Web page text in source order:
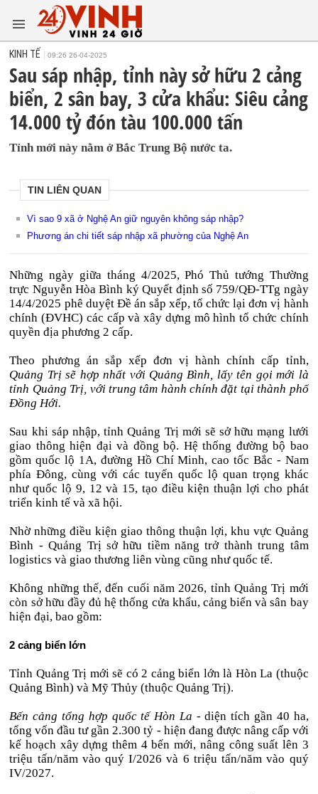
KINH TẾ 09:26 26-04-2025
Sau sáp nhập, tỉnh này sở hữu 2 cảng
biển, 2 sân bay, 3 cửa khẩu: Siêu cảng
14.000 tỷ đón tàu 100.000 tấn
Tỉnh mới này nằm ở Bắc Trung Bộ nước ta.
TIN LIÊN QUAN
Vì sao 9 xã ở Nghệ An giữ nguyên không sáp nhập?
Phương án chi tiết sáp nhập xã phường của Nghệ An
Những ngày giữa tháng 4/2025, Phó Thủ tướng Thường
trực Nguyễn Hòa Bình ký Quyết định số 759/QĐ-TTg ngày
14/4/2025 phê duyệt Đề án sắp xếp, tổ chức lại đơn vị hành
chính (ĐVHC) các cấp và xây dựng mô hình tổ chức chính
quyền địa phương 2 cấp.
Theo phương án sắp xếp đơn vị hành chính cấp tỉnh,
Quảng Trị sẽ hợp nhất với Quảng Bình, lấy tên gọi mới là
tỉnh Quảng Trị, với trung tâm hành chính đặt tại thành phố
Đồng Hới.
Sau khi sáp nhập, tỉnh Quảng Trị mới sẽ sở hữu mạng lưới
giao thông hiện đại và đồng bộ. Hệ thống đường bộ bao
gồm quốc lộ 1A, đường Hồ Chí Minh, cao tốc Bắc - Nam
phía Đông, cùng với các tuyến quốc lộ quan trọng khác
như quốc lộ 9, 12 và 15, tạo điều kiện thuận lợi cho phát
triển kinh tế và xã hội.
Nhờ những điều kiện giao thông thuận lợi, khu vực Quảng
Bình - Quảng Trị sở hữu tiềm năng trở thành trung tâm
logistics và giao thương liên vùng cũng như quốc tế.
Không những thế, đến cuối năm 2026, tỉnh Quảng Trị mới
còn sở hữu đầy đủ hệ thống cửa khẩu, cảng biển và sân bay
hiện đại, bao gồm:
2 cảng biển lớn
Tỉnh Quảng Trị mới sẽ có 2 cảng biển lớn là Hòn La (thuộc
Quảng Bình) và Mỹ Thủy (thuộc Quảng Trị).
Bến cảng tổng hợp quốc tế Hòn La - diện tích gần 40 ha,
tổng vốn đầu tư gần 2.300 tỷ - hiện đang được nâng cấp với
kế hoạch xây dựng thêm 4 bến mới, nâng công suất lên 3
triệu tấn/năm vào quý I/2026 và 6 triệu tấn/năm vào quý
IV/2027.